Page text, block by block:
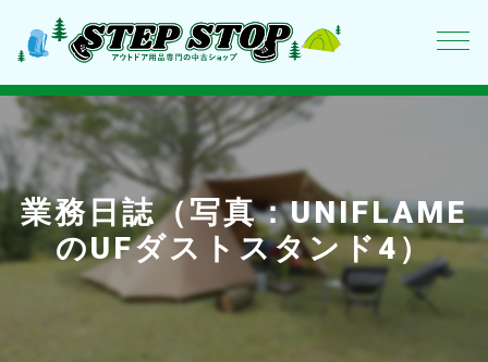
業務日誌（写真：UNIFLAME
のUFダストスタンド4）